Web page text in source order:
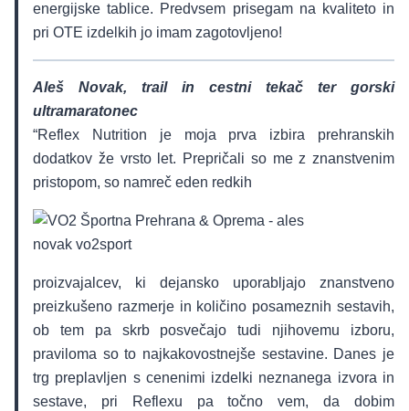
energijske tablice. Predvsem prisegam na kvaliteto in
pri OTE izdelkih jo imam zagotovljeno!
Aleš Novak, trail in cestni tekač ter gorski
ultramaratonec
“Reflex Nutrition je moja prva izbira prehranskih
dodatkov že vrsto let. Prepričali so me z znanstvenim
pristopom, so namreč eden redkih
proizvajalcev, ki dejansko uporabljajo znanstveno
preizkušeno razmerje in količino posameznih sestavih,
ob tem pa skrb posvečajo tudi njihovemu izboru,
praviloma so to najkakovostnejše sestavine. Danes je
trg preplavljen s cenenimi izdelki neznanega izvora in
sestave, pri Reflexu pa točno vem, da dobim